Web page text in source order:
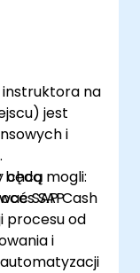
instruktora na
jest
i
chcą
SAP Cash
procesu od
będą mogli:
SAP
i